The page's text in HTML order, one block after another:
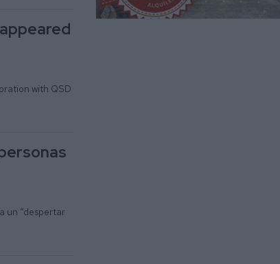
with QSD
un “despertar